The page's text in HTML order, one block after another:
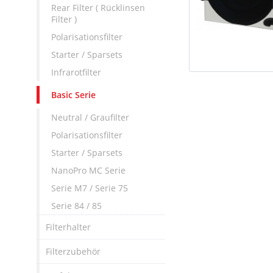
Rear Filter ( Rücklinsen
Filter )
Polarisationsfilter
Starter / Sparsets
Infrarotfilter
Basic Serie
Neutral / Graufilter
Polarisationsfilter
Starter / Sparsets
NanoPro MC Serie
Serie M7 / Serie 75
Serie 84 / 85
Filterhalter
Filterzubehör